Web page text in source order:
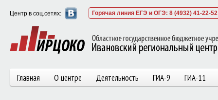
Центр в соц.сетях: Горячая линия ЕГЭ и ОГЭ: 8 (4932) 41-22-
Главная О центре Деятельность ГИА-9 ГИА-11